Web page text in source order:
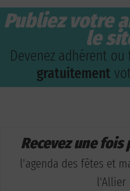
Publiez votre
le
Devenez adhérent
gratuitement
Recevez une fois
l'agenda des fêtes et
l'Allier